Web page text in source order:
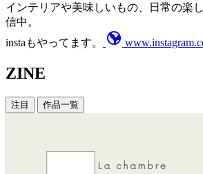
インテリアや美味しいもの、日常の楽
信中。
instaもやってます。
ZINE
注目 作品一覧